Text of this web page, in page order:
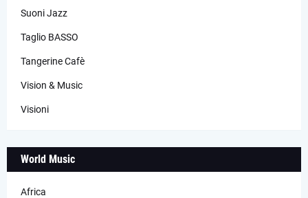
Suoni Jazz
Taglio BASSO
Tangerine Cafè
Vision & Music
Visioni
World Music
Africa